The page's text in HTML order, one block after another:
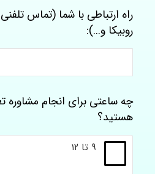
راه ارتباطی با شما (تماس تلفنی،
روبیکا و...):
چه ساعتی برای انجام مشاوره
هستید؟
۹ تا ۱۲